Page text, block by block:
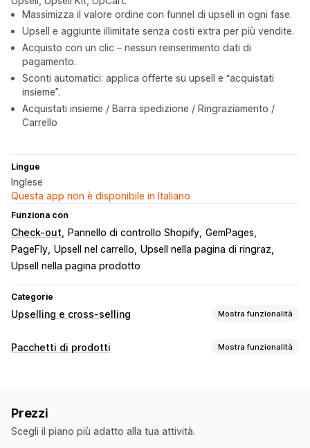
Massimizza il valore ordine con funnel di upsell in ogni fase.
Upsell e aggiunte illimitate senza costi extra per più vendite.
Acquisto con un clic – nessun reinserimento dati di
pagamento.
Sconti automatici: applica offerte su upsell e “acquistati
insieme”.
Acquistati insieme / Barra spedizione / Ringraziamento /
Carrello
Lingue
Inglese
Questa app non è disponibile in Italiano
Funziona con
Check-out Pannello di controllo Shopify GemPages
PageFly Upsell nel carrello Upsell nella pagina di ringraz
Upsell nella pagina prodotto
Categorie
Upselling e cross-selling Mostra funzionalità
Personalizzazione
Componenti aggiuntivi con un clic
Finestra del carrello Pop-up CSS personalizzato
Pacchetti di prodotti Mostra funzionalità
Pacchetti di varianti
Crea una confezione Pacchetti di upselling
Prezzi
Scegli il piano più adatto alla tua attività.